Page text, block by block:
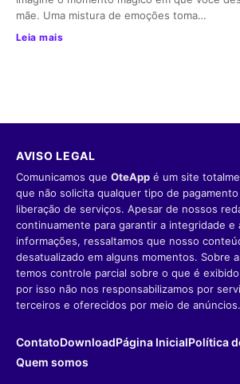
mãe. Uma mistura de emoções toma…
Leia mais
AVISO LEGAL
Comunicamos que OteApp é um site
que não solicita qualquer tipo de
liberação de serviços. Apesar de nossos
continuamente para garantir a integridade e
informações, ressaltamos que nosso
desatualizado em alguns momentos. Sobre
temos controle parcial sobre o que é
por isso não nos responsabilizamos por
terceiros e oferecidos por meio de anúncios.
ContatoDownloadPágina InicialPolítica
Quem somos